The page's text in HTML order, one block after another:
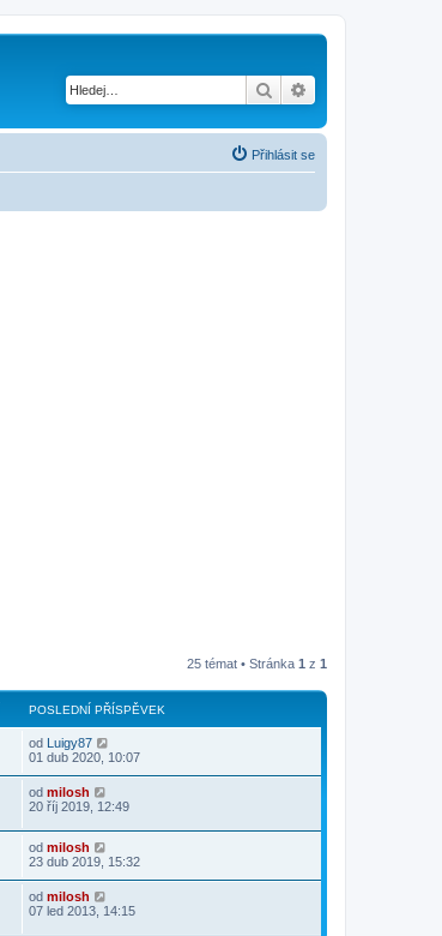
Hledat
Přihlásit se
25 témat • Stránka 1 z 1
POSLEDNÍ PŘÍSPĚVEK
od Luigy87
01 dub 2020, 10:07
od milosh
20 říj 2019, 12:49
od milosh
23 dub 2019, 15:32
od milosh
07 led 2013, 14:15